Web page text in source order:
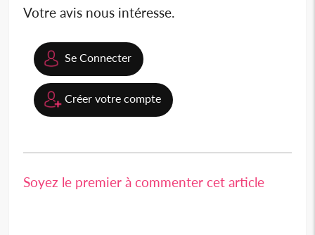
Votre avis nous intéresse.
Se Connecter
Créer votre compte
Soyez le premier à commenter cet article